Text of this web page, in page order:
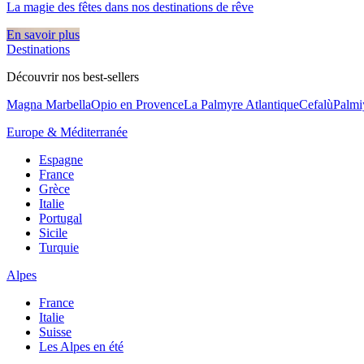
La magie des fêtes dans nos destinations de rêve​
En savoir plus
Destinations
Découvrir nos best-sellers
Magna MarbellaOpio en ProvenceLa Palmyre AtlantiqueCefalù
Europe & Méditerranée
Espagne
France
Grèce
Italie
Portugal
Sicile
Turquie
Alpes
France
Italie
Suisse
Les Alpes en été